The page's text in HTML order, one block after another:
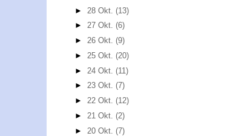
► 28 Okt.(13)
►27 Okt.(6)
►26 Okt.(9)
► 25 Okt.(20)
► 24 Okt.(11)
►23 Okt.(7)
►22 Okt.(12)
► 21 Okt.(2)
► 20 Okt.(7)